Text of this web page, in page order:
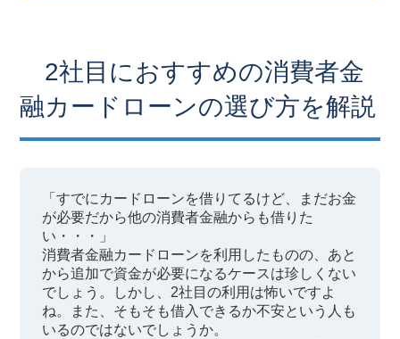
2社目におすすめの消費者金
融カードローンの選び方を解説
「すでにカードローンを借りてるけど、まだお金
が必要だから他の消費者金融からも借りた
い・・・」
消費者金融カードローンを利用したものの、あと
から追加で資金が必要になるケースは珍しくない
でしょう。しかし、2社目の利用は怖いですよ
ね。また、そもそも借入できるか不安という人も
いるのではないでしょうか。